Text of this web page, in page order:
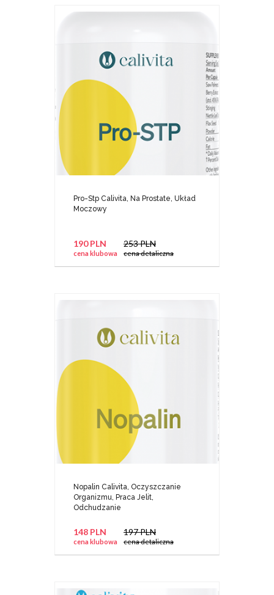
Pro-Stp Calivita, Na Prostate, Układ
Moczowy
190 PLN
cena klubowa
253 PLN
cena detaliczna
Nopalin Calivita, Oczyszczanie
Organizmu, Praca Jelit,
Odchudzanie
148 PLN
cena klubowa
197 PLN
cena detaliczna